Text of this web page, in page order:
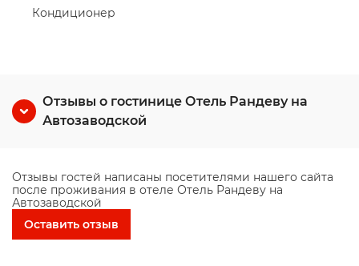
Кондиционер
Отзывы о гостинице Отель Рандеву на
Автозаводской
Отзывы гостей написаны посетителями нашего сайта
после проживания в отеле Отель Рандеву на
Автозаводской
Оставить отзыв